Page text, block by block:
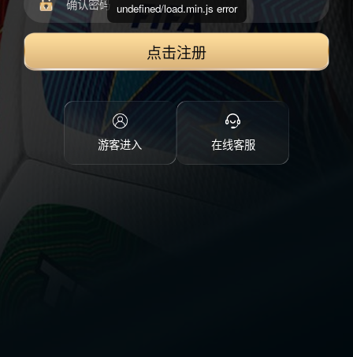
点击注册
游客进入 在线客服
undefined/load.min.js error